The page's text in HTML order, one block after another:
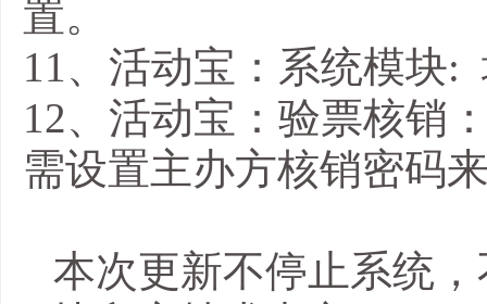
置。
11、活动宝： 系统模块:
12、活动宝：验票核销
需设置主办方核销密码
本次更新不停止系统